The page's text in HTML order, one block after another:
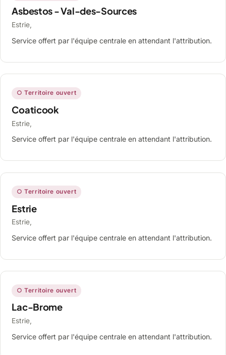
Asbestos - Val-des-Sources
Estrie,
Service offert par l'équipe centrale en attendant l'attribution.
○ Territoire ouvert
Coaticook
Estrie,
Service offert par l'équipe centrale en attendant l'attribution.
○ Territoire ouvert
Estrie
Estrie,
Service offert par l'équipe centrale en attendant l'attribution.
○ Territoire ouvert
Lac-Brome
Estrie,
Service offert par l'équipe centrale en attendant l'attribution.